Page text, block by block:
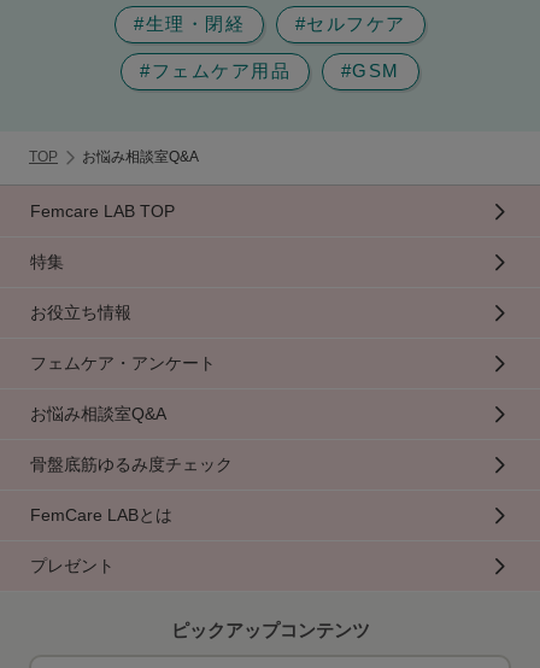
#生理・閉経 #セルフケア
#フェムケア用品 #GSM
TOP お悩み相談室Q&A
Femcare LAB TOP
特集
お役立ち情報
フェムケア・アンケート
お悩み相談室Q&A
骨盤底筋ゆるみ度チェック
FemCare LABとは
プレゼント
ピックアップコンテンツ